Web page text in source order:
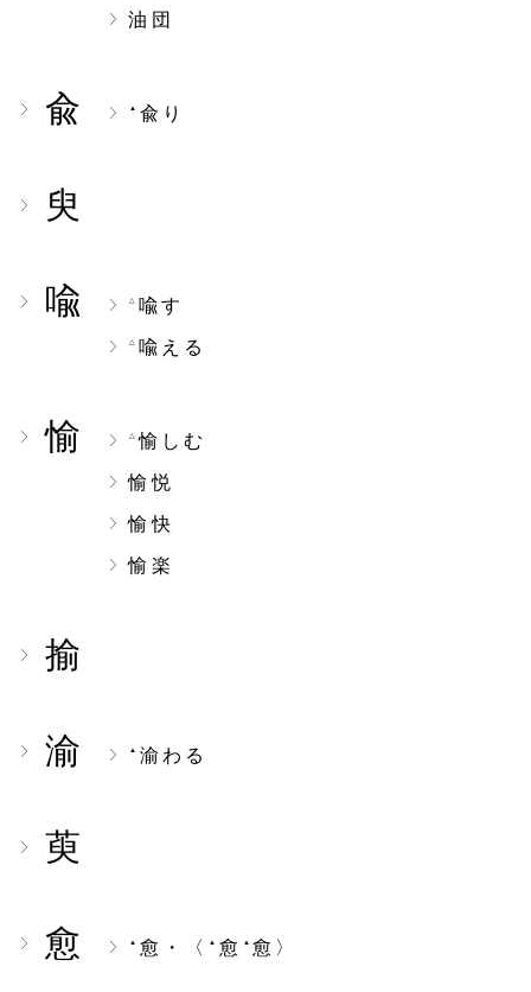
油団
兪 ▲ 兪り
臾
喩 △喩す
△喩える
愉 △ 愉しむ
愉悦
愉快
愉楽
揄
渝 ▲ 渝わる
萸
愈 ▲ 愈・〈 ▲ 愈 ▲ 愈〉